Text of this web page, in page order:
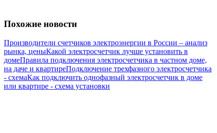
Похожие новости
Производители счетчиков электроэнергии в России – анализ
рынка, ценыКакой электросчетчик лучше установить в
домеПравила подключения электросчетчика в частном доме,
на даче и квартиреПодключение трехфазного электросчетчика
- схемаКак подключить однофазный электросчетчик в доме
или квартире - схема установки